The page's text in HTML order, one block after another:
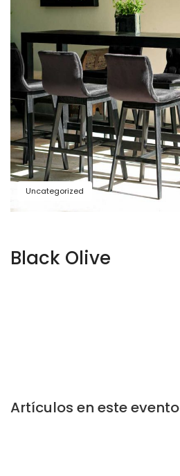
Uncategorized
Black Olive
Artículos en este evento